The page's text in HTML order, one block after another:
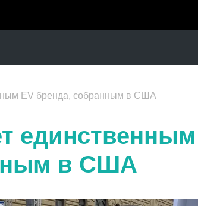
EV бренда, собранным в США
в США